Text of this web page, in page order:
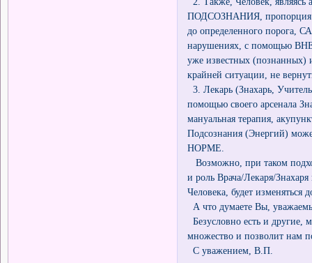
ПОДСОЗНАНИЯ, пропорция и
до определенного порога,
нарушениях, с помощью
уже известных
крайней ситуации, не
3. Лекарь (Знахарь,
помощью своего арсенала
мануальная терапия,
Подсознания (Энергий)
НОРМЕ.
Возможно, при таком
и роль Врача/Лекаря/
Человека, будет изменяться
А что думаете Вы,
Безусловно есть и
множество и позволит нам
С уважением, В.П.